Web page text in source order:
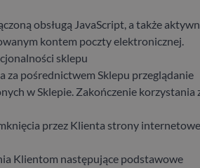
obsługą JavaScript, a także
kontem poczty elektronicznej.
sklepu
za pośrednictwem Sklepu przeglądanie
w Sklepie. Zakończenie korzystania
przez Klienta strony
Klientom następujące podstawowe